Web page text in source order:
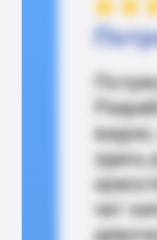
здесь
чат